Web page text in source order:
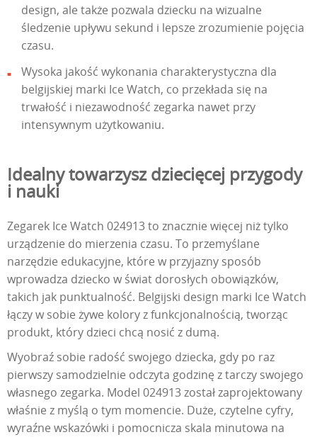
design, ale także pozwala dziecku na wizualne
śledzenie upływu sekund i lepsze zrozumienie pojęcia
czasu.
Wysoka jakość wykonania charakterystyczna dla
belgijskiej marki Ice Watch, co przekłada się na
trwałość i niezawodność zegarka nawet przy
intensywnym użytkowaniu.
Idealny towarzysz dziecięcej przygody
i nauki
Zegarek Ice Watch 024913 to znacznie więcej niż tylko
urządzenie do mierzenia czasu. To przemyślane
narzędzie edukacyjne, które w przyjazny sposób
wprowadza dziecko w świat dorosłych obowiązków,
takich jak punktualność. Belgijski design marki Ice Watch
łączy w sobie żywe kolory z funkcjonalnością, tworząc
produkt, który dzieci chcą nosić z dumą.
Wyobraź sobie radość swojego dziecka, gdy po raz
pierwszy samodzielnie odczyta godzinę z tarczy swojego
własnego zegarka. Model 024913 został zaprojektowany
właśnie z myślą o tym momencie. Duże, czytelne cyfry,
wyraźne wskazówki i pomocnicza skala minutowa na